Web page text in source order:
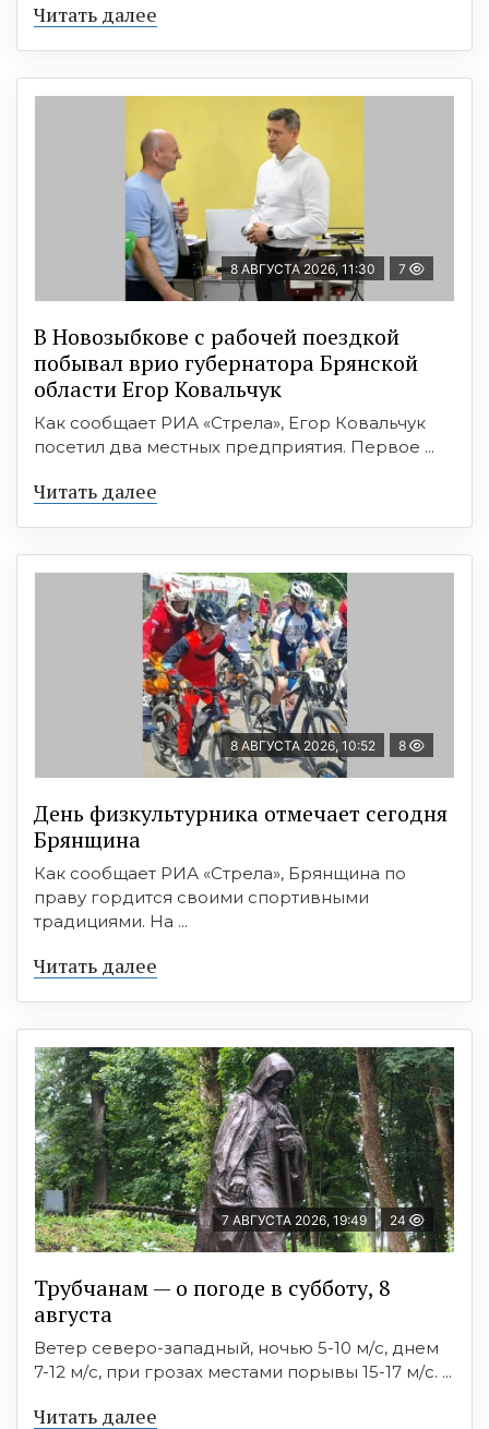
Читать далее
8 АВГУСТА 2026, 11:30 7
В Новозыбкове с рабочей поездкой
побывал врио губернатора Брянской
области Егор Ковальчук
Как сообщает РИА «Стрела», Егор Ковальчук
посетил два местных предприятия. Первое ...
Читать далее
8 АВГУСТА 2026, 10:52 8
День физкультурника отмечает сегодня
Брянщина
Как сообщает РИА «Стрела», Брянщина по
праву гордится своими спортивными
традициями. На ...
Читать далее
7 АВГУСТА 2026, 19:49 24
Трубчанам — о погоде в субботу, 8
августа
Ветер северо-западный, ночью 5-10 м/с, днем
7-12 м/с, при грозах местами порывы 15-17 м/с. ...
Читать далее